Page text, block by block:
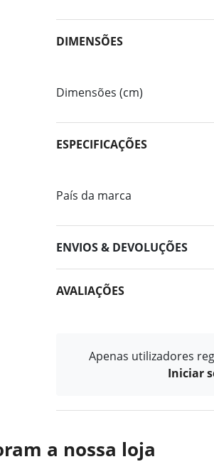
DIMENSÕES
Dimensões (cm)
ESPECIFICAÇÕES
País da marca
ENVIOS & DEVOLUÇÕES
AVALIAÇÕES
Apenas utilizadores
Iniciar
a nossa loja